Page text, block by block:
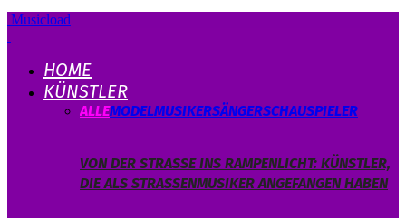
Musicload
HOME
KÜNSTLER
ALLEMODELMUSIKERSÄNGERSCHAUSPIELER
VON DER STRASSE INS RAMPENLICHT: KÜNSTLER, D
IE ALS STRASSENMUSIKER ANGEFANGEN HABEN